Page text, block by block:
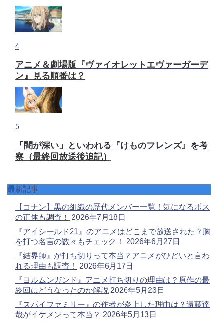
4
アニメ＆劇場版『ヴァイオレットエヴァーガーデ
ン』見る順番は？
5
「闇が深い」といわれる『けものフレンズ』を考
察（最終回放送後追記）
最新記事
【コナン】黒の組織の歴代メンバー一覧！気になるボス
の正体も調査！
2026年7月18日
『アイシールド21』のアニメはどこまで放送された？胸
を打つ名言の数々もチェック！
2026年6月27日
『結界師』が打ち切りって本当？アニメがひどいと言わ
れる理由も調査！
2026年6月17日
『ヨルムンガンド』アニメ打ち切りの理由は？原作の最
終回はどうなったのか解説 2026年5月23日
『スパイファミリー』の作者が炎上した理由は？遠藤達
哉がイケメンって本当？ 2026年5月13日